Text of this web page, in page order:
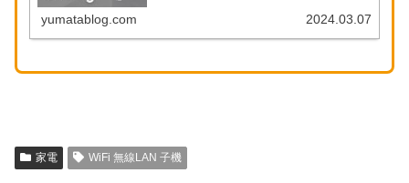
のPowerlineシリーズはその中でも高い信頼...
yumatablog.com 2024.03.07
家電 WiFi 無線LAN 子機